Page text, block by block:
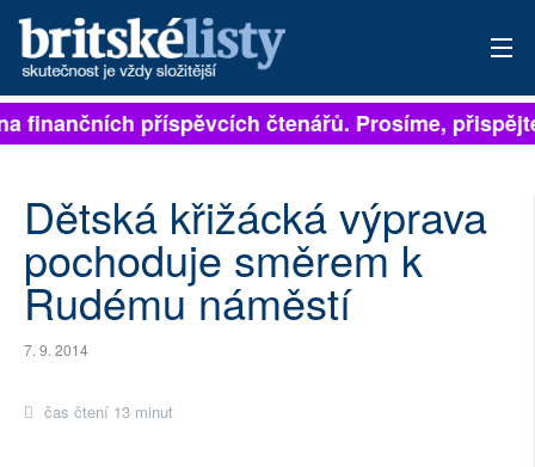
PŘIHLÁSIT
ARCHIV
ROZHOVORY
TÉMATA
příspěvcích čtenářů. Prosíme, přispějte.
Dětská křižácká výprava
pochoduje směrem k
Rudému náměstí
7. 9. 2014
čas čtení 13 minut